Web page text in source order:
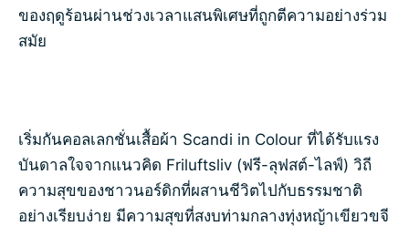
ของฤดูร้อนผ่านช่วงเวลาแสนพิเศษที่ถูกตีความอย่างร่วม
สมัย
เริ่มกันคอลเลกชั่นเสื้อผ้า Scandi in Colour ที่ได้รับแรง
บันดาลใจจากแนวคิด Friluftsliv (ฟรี-ลุฟสต์-ไลฟ์) วิถี
ความสุขของชาวนอร์ดิกที่ผสานชีวิตไปกับธรรมชาติ
อย่างเรียบง่าย มีความสุขที่สงบท่ามกลางทุ่งหญ้าเขียวขจี